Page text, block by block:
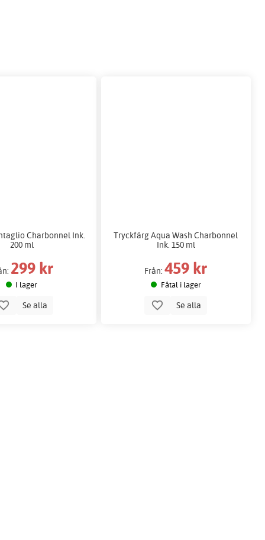
Charbonnel Ink.
200 ml
299 kr
I lager
Se alla
Tryckfärg Aqua Wash Charbonnel
Ink. 150 ml
Från:459 kr
Fåtal i lager
Se alla